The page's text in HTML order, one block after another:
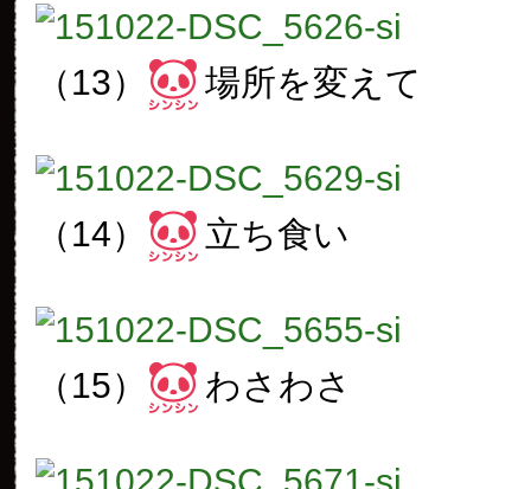
（13） 場所を変えて
（14） 立ち食い
（15） わさわさ